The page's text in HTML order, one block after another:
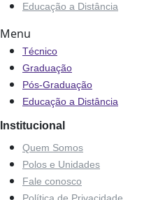
Educação a Distância
Menu
Técnico
Graduação
Pós-Graduação
Educação a Distância
Institucional
Quem Somos
Polos e Unidades
Fale conosco